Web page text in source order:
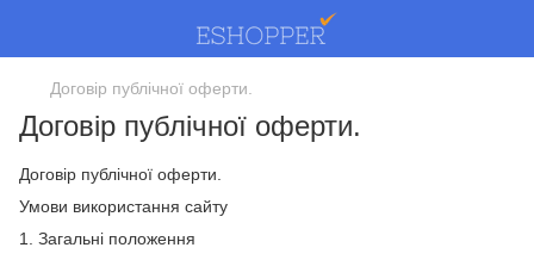
Договір публічної оферти.
Договір публічної оферти.
Договір публічної оферти.
Умови використання сайту
1. Загальні положення